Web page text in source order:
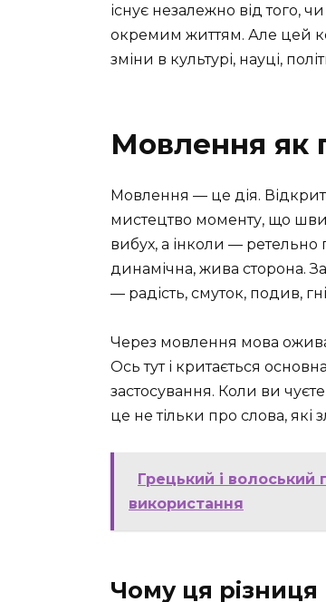
існує незалежно від того,
окремим життям. Але цей
зміни в культурі, науці,
Мовлення як
Мовлення — це дія.
мистецтво моменту, що
вибух, а інколи — ретельно
динамічна, жива сторона.
— радість, смуток, подив,
Через мовлення мова
Ось тут і критається
застосування. Коли ви
це не тільки про слова, які
Грецький і волоський
використання
Чому ця